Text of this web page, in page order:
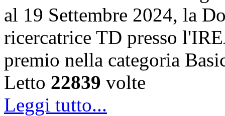
al 19 Settembre 2024, la
ricercatrice TD presso
premio nella categoria
Letto 22839 volte
Leggi tutto...